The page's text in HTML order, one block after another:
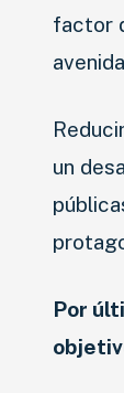
factor
un
Por